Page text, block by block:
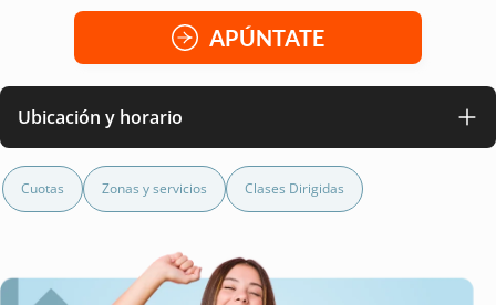
APÚNTATE
Ubicación y horario
Cuotas Zonas y servicios Clases Dirigidas